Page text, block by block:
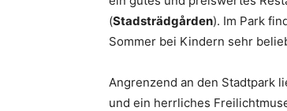
(Stadsträdgården). Im Park
Sommer bei Kindern sehr
Angrenzend an den Stadtpark
und ein herrliches